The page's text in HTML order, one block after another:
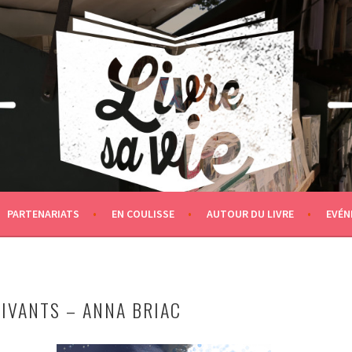
PARTENARIATS EN COULISSE AUTOUR DU LIVRE
– ANNA BRIAC